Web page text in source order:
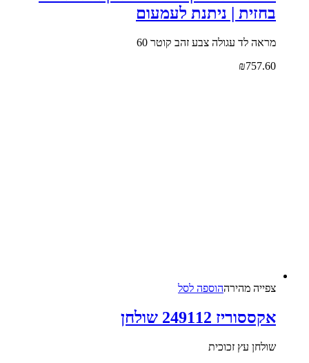
בחזית | ניתנת לעמעום
מראה לד עגולה צבע זהב קוטר 60
₪757.60
צפייה‬ ‫מהירה‬הוספה לסל
אקססוריז 249112 שולחן
שולחן עץ זכוכית